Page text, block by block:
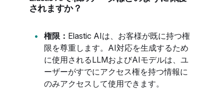
されますか？
権限： Elastic AIは、お客様が既に持つ権
限を尊重します。AI対応を生成するため
に使用されるLLMおよびAIモデルは、ユ
ーザーがすでにアクセス権を持つ情報に
のみアクセスして使用できます。